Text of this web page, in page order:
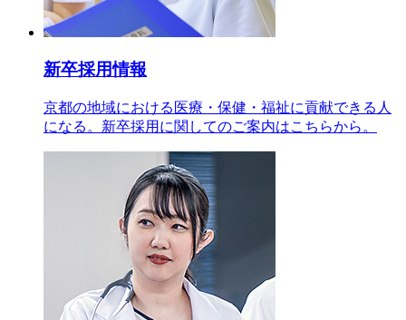
新卒採用情報
京都の地域における医療・保健・福祉に貢献できる人
になる。新卒採用に関してのご案内はこちらから。